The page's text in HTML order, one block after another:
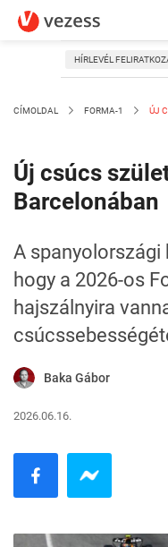
HÍRLEVÉL
CÍMOLDAL FORMA-1 ÚJ
Új csúcs
Barcelonában
A
hogy a 2026-os
hajszálnyira
Baka Gábor
2026.06.16.